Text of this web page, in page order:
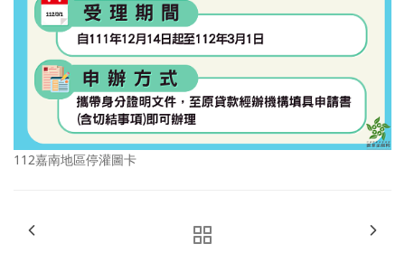
112嘉南地區停灌圖卡